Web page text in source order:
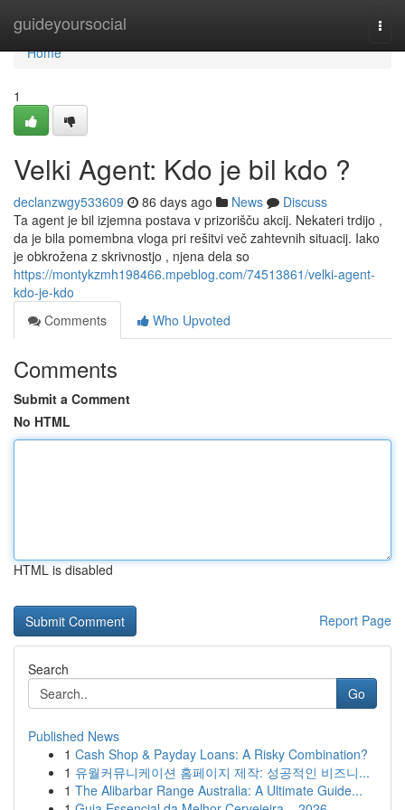
guideyoursocial
Home
Home
1
Velki Agent: Kdo je bil kdo ?
declanzwgy533609 86 days ago News
Discuss
Ta agent je bil izjemna postava v prizorišču akcij. Nekateri trdijo ,
da je bila pomembna vloga pri rešitvi več zahtevnih situacij. Iako
je obkrožena z skrivnostjo , njena dela so
https://montykzmh198466.mpeblog.com/74513861/velki-agent-
kdo-je-kdo
Comments
Who Upvoted
Comments
Submit a Comment
No HTML
HTML is disabled
Report Page
Search
Go
Published News
1 Cash Shop & Payday Loans: A Risky Combination?
1 유월커뮤니케이션 홈페이지 제작: 성공적인 비즈니...
1 The Alibarbar Range Australia: A Ultimate Guide...